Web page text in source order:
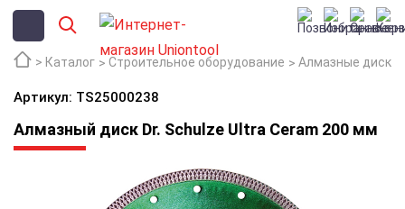
Каталог Строительное оборудование Алмазные диски
Артикул: TS25000238
Алмазный диск Dr. Schulze Ultra Ceram 200 мм